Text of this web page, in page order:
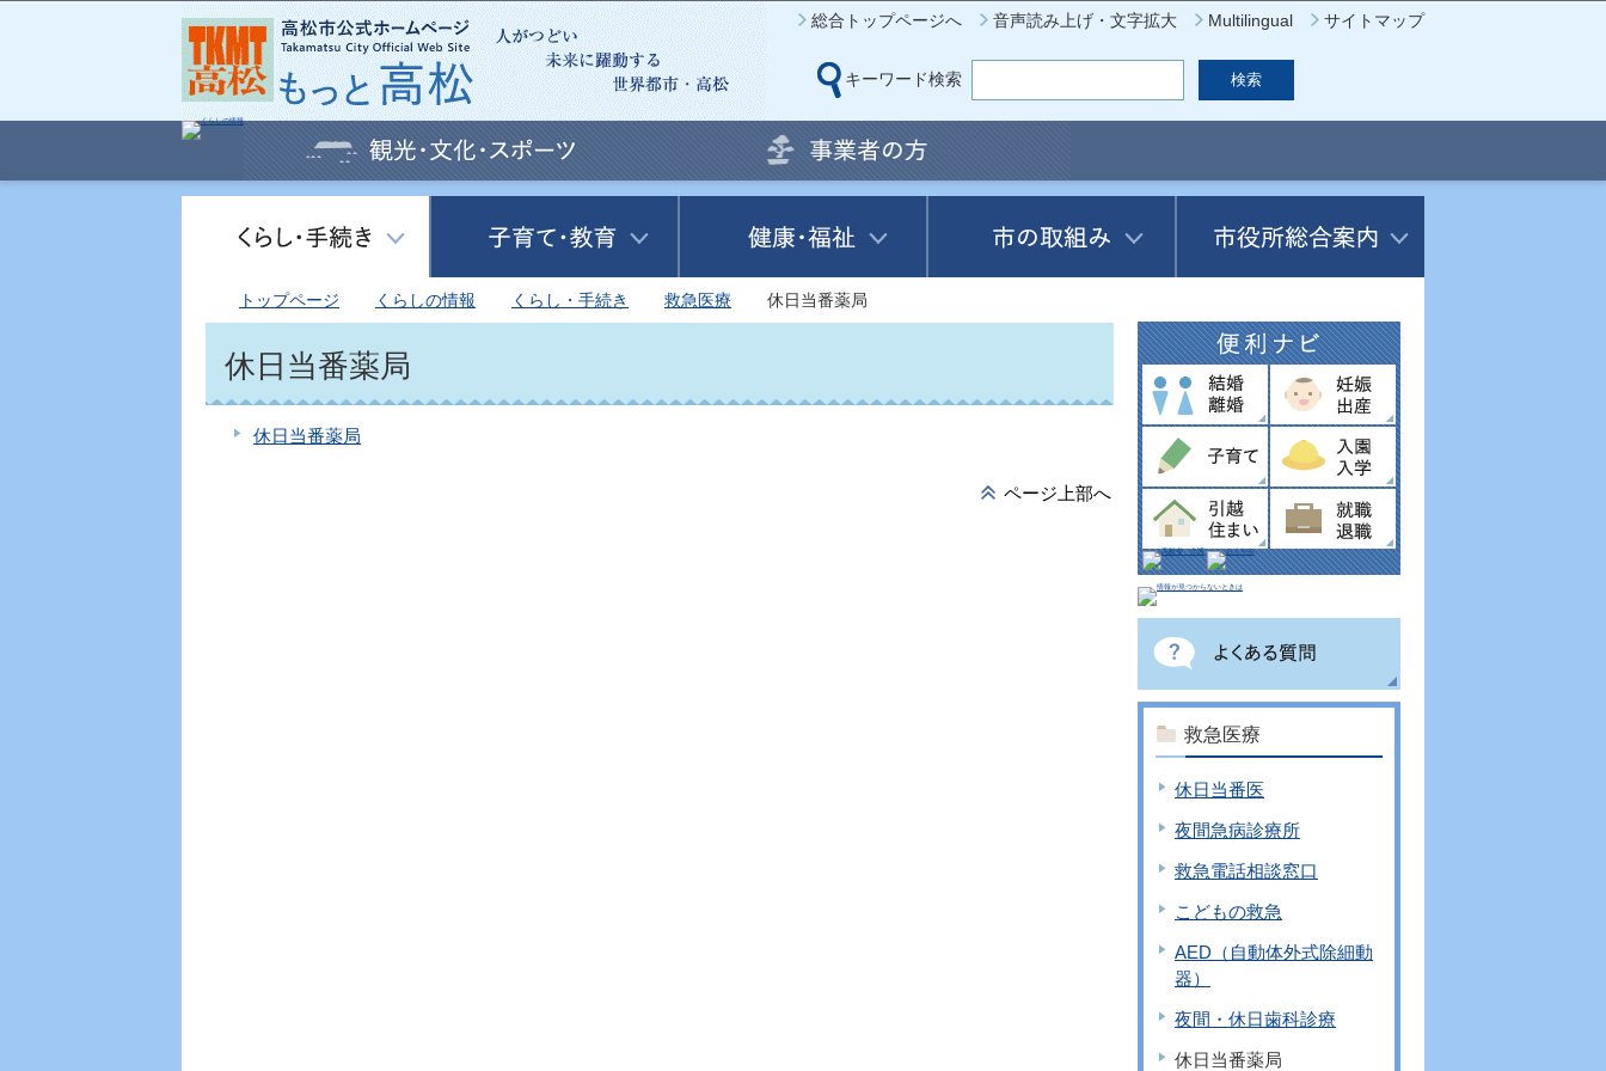
このページの本文へ移動
総合トップページへ 音声読み上げ・文字拡大 Multilingual サイトマップ
キーワード検索
トップページ くらしの情報 くらし・手続き 救急医療 休日当番薬局
休日当番薬局
休日当番薬局
ページ上部へ
救急医療
休日当番医
夜間急病診療所
救急電話相談窓口
こどもの救急
AED（自動体外式除細動
器）
夜間・休日歯科診療
休日当番薬局